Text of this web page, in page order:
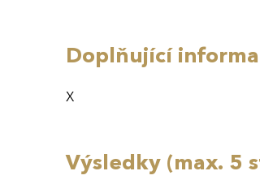
Doplňující
X
Výsledky (max. 5